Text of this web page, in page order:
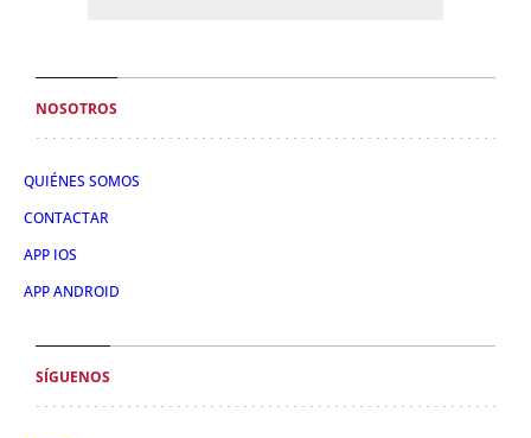
NOSOTROS
QUIÉNES SOMOS
CONTACTAR
APP IOS
APP ANDROID
SÍGUENOS